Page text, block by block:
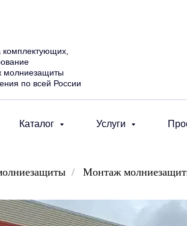
комплектующих,
молниезащиты
по всей России
Каталог Услуги
/ Монтаж